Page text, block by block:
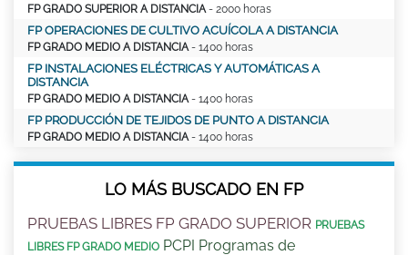
FP GRADO SUPERIOR A DISTANCIA - 2000 horas
FP OPERACIONES DE CULTIVO ACUÍCOLA A DISTANCIA
FP GRADO MEDIO A DISTANCIA - 1400 horas
FP INSTALACIONES ELÉCTRICAS Y AUTOMÁTICAS A
DISTANCIA
FP GRADO MEDIO A DISTANCIA - 1400 horas
FP PRODUCCIÓN DE TEJIDOS DE PUNTO A DISTANCIA
FP GRADO MEDIO A DISTANCIA - 1400 horas
LO MÁS BUSCADO EN FP
PRUEBAS LIBRES FP GRADO SUPERIOR PRUEBAS
LIBRES FP GRADO MEDIO PCPI Programas de